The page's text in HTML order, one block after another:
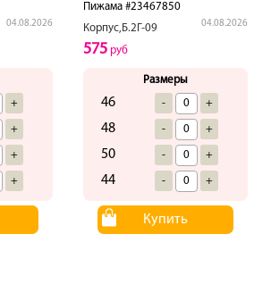
04.08.2026
+
+
+
+
Пижама #23467850
Корпус,Б.2Г-09
04.08.2026
575 руб
Размеры
46 - +
48 - +
50 - +
44 - +
Купить